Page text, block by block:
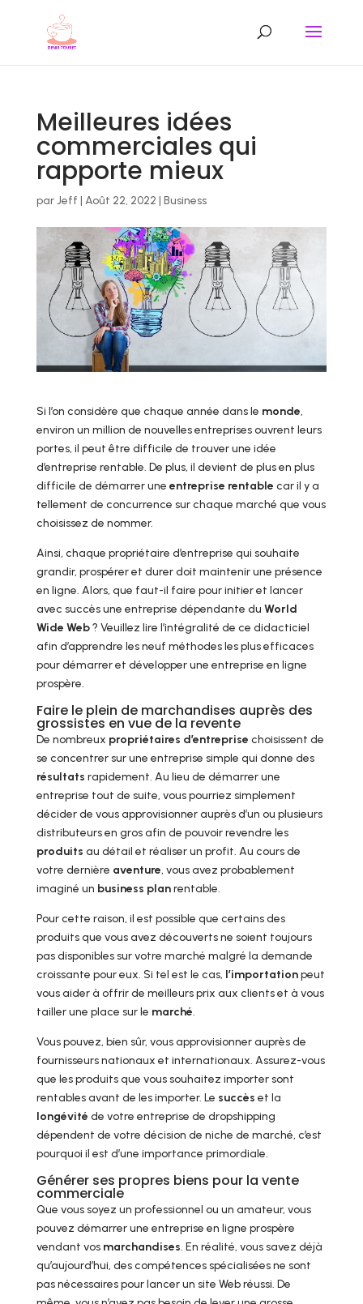
Meilleures idées
commerciales qui
rapporte mieux
parJeff | Août 22, 2022 | Business
Si l’on considère que chaque année dans le monde,
environ un million de nouvelles entreprises ouvrent leurs
portes, il peut être difficile de trouver une idée
d’entreprise rentable. De plus, il devient de plus en plus
difficile de démarrer une entreprise rentable car il y a
tellement de concurrence sur chaque marché que vous
choisissez de nommer.
Ainsi, chaque propriétaire d’entreprise qui souhaite
grandir, prospérer et durer doit maintenir une présence
en ligne. Alors, que faut-il faire pour initier et lancer
avec succès une entreprise dépendante du World
Wide Web? Veuillez lire l’intégralité de ce didacticiel
afin d’apprendre les neuf méthodes les plus efficaces
pour démarrer et développer une entreprise en ligne
prospère.
Faire le plein de marchandises auprès des
grossistes en vue de la revente
De nombreux propriétaires d’entreprise choisissent de
se concentrer sur une entreprise simple qui donne des
résultats rapidement. Au lieu de démarrer une
entreprise tout de suite, vous pourriez simplement
décider de vous approvisionner auprès d’un ou plusieurs
distributeurs en gros afin de pouvoir revendre les
produits au détail et réaliser un profit. Au cours de
votre dernière aventure, vous avez probablement
imaginé un business planrentable.
Pour cette raison, il est possible que certains des
produits que vous avez découverts ne soient toujours
pas disponibles sur votre marché malgré la demande
croissante pour eux. Si tel est le cas, l’importationpeut
vous aider à offrir de meilleurs prix aux clients et à vous
tailler une place sur le marché.
Vous pouvez, bien sûr, vous approvisionner auprès de
fournisseurs nationaux et internationaux. Assurez-vous
que les produits que vous souhaitez importer sont
rentables avant de les importer. Le succès et la
longévité de votre entreprise de dropshipping
dépendent de votre décision de niche de marché, c’est
pourquoi il est d’une importance primordiale.
Générer ses propres biens pour la vente
commerciale
Que vous soyez un professionnel ou un amateur, vous
pouvez démarrer une entreprise en ligne prospère
vendant vos marchandises. En réalité, vous savez déjà
qu’aujourd’hui, des compétences spécialisées ne sont
pas nécessaires pour lancer un site Web réussi. De